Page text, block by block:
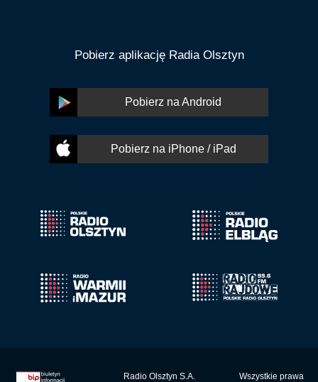
Pobierz aplikację Radia Olsztyn
Pobierz na Android
Pobierz na iPhone / iPad
Radio Olsztyn S.A. Wszystkie prawa